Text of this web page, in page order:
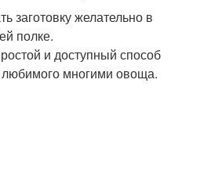
желательно в
полке.
и доступный способ
любимого многими овоща.